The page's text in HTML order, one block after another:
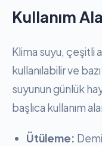
Kullanım
Klima suyu, çeşitli
kullanılabilir ve
suyunun günlük
başlıca kullanım
Ütüleme: